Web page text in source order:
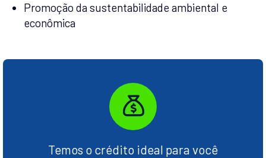
Promoção da sustentabilidade ambiental e
econômica
Temos o crédito ideal para você